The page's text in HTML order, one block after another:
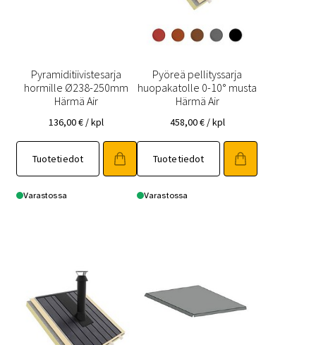
Pyramiditiivistesarja
hormille Ø238-250mm
Härmä Air
136,00€ / kpl
Tuotetiedot
Varastossa
Pyöreä pellityssarja
huopakatolle 0-10° musta
Härmä Air
458,00€ / kpl
Tuotetiedot
Varastossa